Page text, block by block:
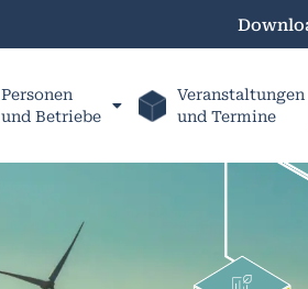
Personen
und Betriebe
Veranstaltungen
und Termine